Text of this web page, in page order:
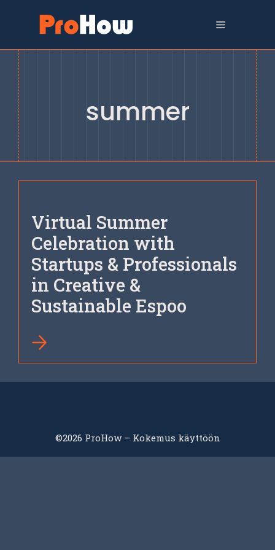
sisältöön
Valikko
summer
Virtual Summer
Celebration with
Startups & Professionals
in Creative &
Sustainable Espoo
©2026 ProHow – Kokemus käyttöön